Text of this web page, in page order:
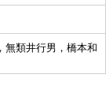
無類井行男，橋本和